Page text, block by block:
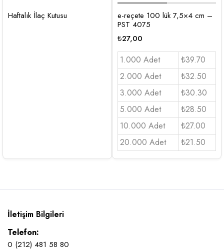
Haftalık İlaç Kutusu
e-reçete 100 lük 7,5×4 cm –
PST 4075
₺27,00
1.000 Adet
₺39.70
2.000 Adet
₺32.50
3.000 Adet
₺30.30
5.000 Adet
₺28.50
10.000 Adet
₺27.00
20.000 Adet
₺21.50
İletişim Bilgileri
Telefon:
0 (212) 481 58 80